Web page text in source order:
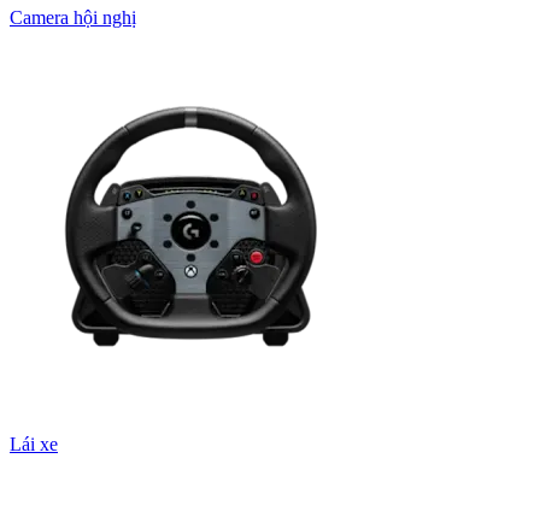
Camera hội nghị
Lái xe